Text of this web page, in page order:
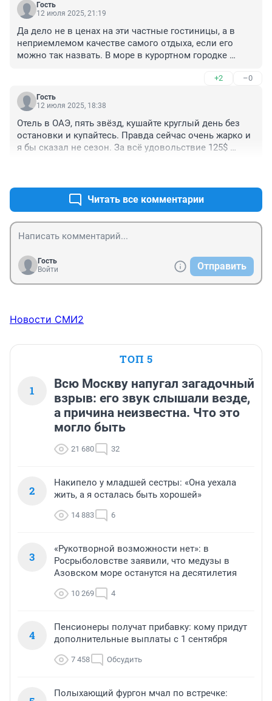
Гость
12 июля 2025, 21:19
Да дело не в ценах на эти частные гостиницы, а в
неприемлемом качестве самого отдыха, если его
можно так назвать. В море в курортном городке
здравомыслящие люди не поедут. Парков/скверов
для прогулок нет, на море сходил - а дальше что
делать? На всякие развлечения типа океанариума
хотят заработать и заработать много. В итоге
получается отдохнуть в Турции с вылетом из Сочи и
отдохнуть в самом Сочи - цена будет одинаковая
+2 –0
Гость
12 июля 2025, 18:38
Отель в ОАЭ, пять звёзд, кушайте круглый день без
остановки и купайтесь. Правда сейчас очень жарко и
я бы сказал не сезон. За всё удовольствие 125$
Читать все комментарии
Гость
Войти
Отправить
Новости СМИ2
ТОП 5
1
Всю Москву напугал загадочный
взрыв: его звук слышали везде,
а причина неизвестна. Что это
могло быть
21 680 32
2
Накипело у младшей сестры: «Она уехала
жить, а я осталась быть хорошей»
14 883 6
3
«Рукотворной возможности нет»: в
Росрыболовстве заявили, что медузы в
Азовском море останутся на десятилетия
10 269 4
4
Пенсионеры получат прибавку: кому придут
дополнительные выплаты с 1 сентября
7 458 Обсудить
Полыхающий фургон мчал по встречке: